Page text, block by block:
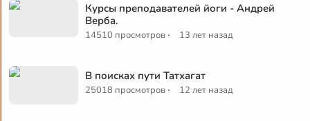
Курсы преподавателей йоги - Андрей
Верба.
14510 просмотров · 13 лет назад
В поисках пути Татхагат
25018 просмотров · 12 лет назад